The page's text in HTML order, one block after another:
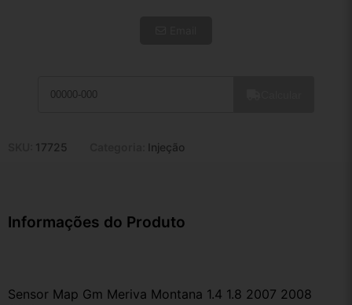
10x de R$ 8,31
17725 Injeção
Informações do Produto
Sensor Map Gm Meriva Montana 1.4 1.8 2007 2008